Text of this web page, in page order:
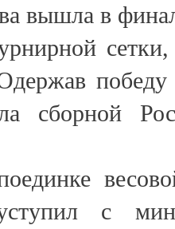
вышла в
победу
сборной
с